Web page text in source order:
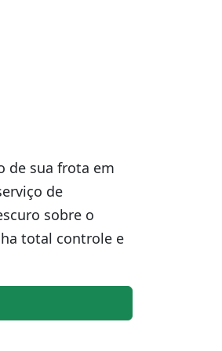
de sua frota em
de
sobre o
total controle e